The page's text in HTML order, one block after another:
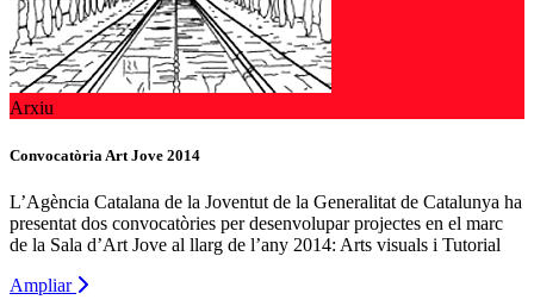
Arxiu
Convocatòria Art Jove 2014
L’Agència Catalana de la Joventut de la Generalitat de Catalunya ha
presentat dos convocatòries per desenvolupar projectes en el marc
de la Sala d’Art Jove al llarg de l’any 2014: Arts visuals i Tutorial
Ampliar